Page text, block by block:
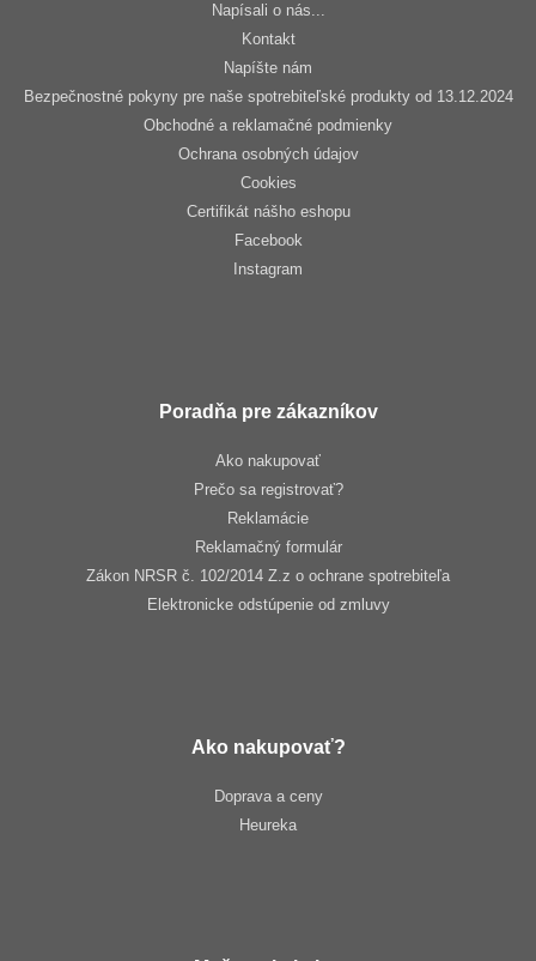
Napísali o nás...
Kontakt
Napíšte nám
Bezpečnostné pokyny pre naše spotrebiteľské produkty od 13.12.2024
Obchodné a reklamačné podmienky
Ochrana osobných údajov
Cookies
Certifikát nášho eshopu
Facebook
Instagram
Poradňa pre zákazníkov
Ako nakupovať
Prečo sa registrovať?
Reklamácie
Reklamačný formulár
Zákon NRSR č. 102/2014 Z.z o ochrane spotrebiteľa
Elektronicke odstúpenie od zmluvy
Ako nakupovať?
Doprava a ceny
Heureka